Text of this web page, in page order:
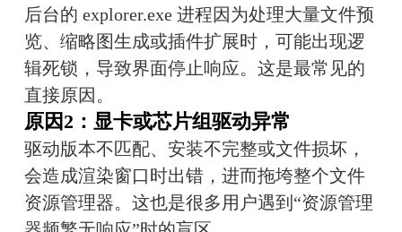
后台的 explorer.exe 进程因为处理大量文件预
览、缩略图生成或插件扩展时，可能出现逻
辑死锁，导致界面停止响应。这是最常见的
直接原因。
原因2：显卡或芯片组驱动异常
驱动版本不匹配、安装不完整或文件损坏，
会造成渲染窗口时出错，进而拖垮整个文件
资源管理器。这也是很多用户遇到“资源管理